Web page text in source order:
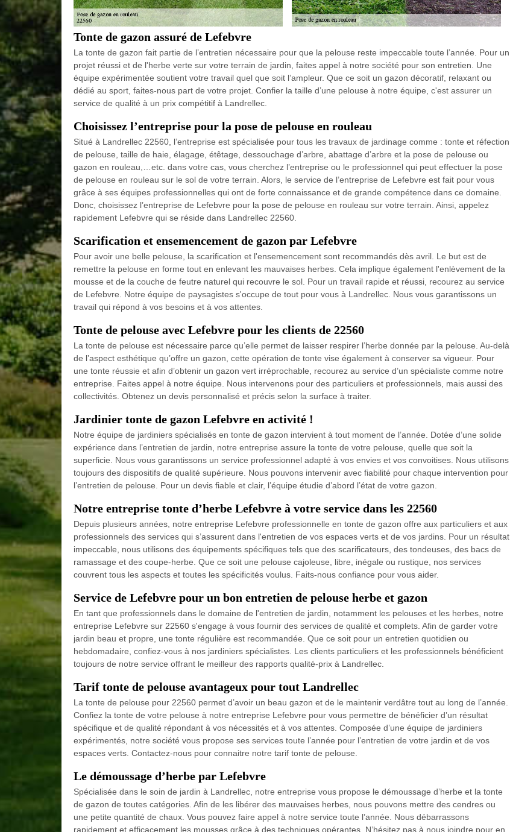
Tonte de gazon assuré de Lefebvre
La tonte de gazon fait partie de l’entretien nécessaire pour que la pelouse reste impeccable toute l’année. Pour un
projet réussi et de l'herbe verte sur votre terrain de jardin, faites appel à notre société pour son entretien. Une
équipe expérimentée soutient votre travail quel que soit l’ampleur. Que ce soit un gazon décoratif, relaxant ou
dédié au sport, faites-nous part de votre projet. Confier la taille d’une pelouse à notre équipe, c'est assurer un
service de qualité à un prix compétitif à Landrellec.
Choisissez l’entreprise pour la pose de pelouse en rouleau
Situé à Landrellec 22560, l’entreprise est spécialisée pour tous les travaux de jardinage comme : tonte et réfection
de pelouse, taille de haie, élagage, étêtage, dessouchage d’arbre, abattage d’arbre et la pose de pelouse ou
gazon en rouleau,…etc. dans votre cas, vous cherchez l’entreprise ou le professionnel qui peut effectuer la pose
de pelouse en rouleau sur le sol de votre terrain. Alors, le service de l’entreprise de Lefebvre est fait pour vous
grâce à ses équipes professionnelles qui ont de forte connaissance et de grande compétence dans ce domaine.
Donc, choisissez l’entreprise de Lefebvre pour la pose de pelouse en rouleau sur votre terrain. Ainsi, appelez
rapidement Lefebvre qui se réside dans Landrellec 22560.
Scarification et ensemencement de gazon par Lefebvre
Pour avoir une belle pelouse, la scarification et l'ensemencement sont recommandés dès avril. Le but est de
remettre la pelouse en forme tout en enlevant les mauvaises herbes. Cela implique également l'enlèvement de la
mousse et de la couche de feutre naturel qui recouvre le sol. Pour un travail rapide et réussi, recourez au service
de Lefebvre. Notre équipe de paysagistes s'occupe de tout pour vous à Landrellec. Nous vous garantissons un
travail qui répond à vos besoins et à vos attentes.
Tonte de pelouse avec Lefebvre pour les clients de 22560
La tonte de pelouse est nécessaire parce qu’elle permet de laisser respirer l’herbe donnée par la pelouse. Au-delà
de l’aspect esthétique qu’offre un gazon, cette opération de tonte vise également à conserver sa vigueur. Pour
une tonte réussie et afin d’obtenir un gazon vert irréprochable, recourez au service d’un spécialiste comme notre
entreprise. Faites appel à notre équipe. Nous intervenons pour des particuliers et professionnels, mais aussi des
collectivités. Obtenez un devis personnalisé et précis selon la surface à traiter.
Jardinier tonte de gazon Lefebvre en activité !
Notre équipe de jardiniers spécialisés en tonte de gazon intervient à tout moment de l’année. Dotée d’une solide
expérience dans l’entretien de jardin, notre entreprise assure la tonte de votre pelouse, quelle que soit la
superficie. Nous vous garantissons un service professionnel adapté à vos envies et vos convoitises. Nous utilisons
toujours des dispositifs de qualité supérieure. Nous pouvons intervenir avec fiabilité pour chaque intervention pour
l’entretien de pelouse. Pour un devis fiable et clair, l’équipe étudie d’abord l’état de votre gazon.
Notre entreprise tonte d’herbe Lefebvre à votre service dans les 22560
Depuis plusieurs années, notre entreprise Lefebvre professionnelle en tonte de gazon offre aux particuliers et aux
professionnels des services qui s’assurent dans l'entretien de vos espaces verts et de vos jardins. Pour un résultat
impeccable, nous utilisons des équipements spécifiques tels que des scarificateurs, des tondeuses, des bacs de
ramassage et des coupe-herbe. Que ce soit une pelouse cajoleuse, libre, inégale ou rustique, nos services
couvrent tous les aspects et toutes les spécificités voulus. Faits-nous confiance pour vous aider.
Service de Lefebvre pour un bon entretien de pelouse herbe et gazon
En tant que professionnels dans le domaine de l'entretien de jardin, notamment les pelouses et les herbes, notre
entreprise Lefebvre sur 22560 s'engage à vous fournir des services de qualité et complets. Afin de garder votre
jardin beau et propre, une tonte régulière est recommandée. Que ce soit pour un entretien quotidien ou
hebdomadaire, confiez-vous à nos jardiniers spécialistes. Les clients particuliers et les professionnels bénéficient
toujours de notre service offrant le meilleur des rapports qualité-prix à Landrellec.
Tarif tonte de pelouse avantageux pour tout Landrellec
La tonte de pelouse pour 22560 permet d’avoir un beau gazon et de le maintenir verdâtre tout au long de l’année.
Confiez la tonte de votre pelouse à notre entreprise Lefebvre pour vous permettre de bénéficier d’un résultat
spécifique et de qualité répondant à vos nécessités et à vos attentes. Composée d’une équipe de jardiniers
expérimentés, notre société vous propose ses services toute l’année pour l’entretien de votre jardin et de vos
espaces verts. Contactez-nous pour connaitre notre tarif tonte de pelouse.
Le démoussage d’herbe par Lefebvre
Spécialisée dans le soin de jardin à Landrellec, notre entreprise vous propose le démoussage d’herbe et la tonte
de gazon de toutes catégories. Afin de les libérer des mauvaises herbes, nous pouvons mettre des cendres ou
une petite quantité de chaux. Vous pouvez faire appel à notre service toute l’année. Nous débarrassons
rapidement et efficacement les mousses grâce à des techniques opérantes. N’hésitez pas à nous joindre pour en